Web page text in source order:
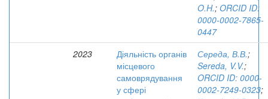
O.H.; ORCID ID:
0000-0002-7865-
0447
2023
Діяльність органів
місцевого
самоврядування
у сфері
Середа, В.В.;
Sereda, V.V.;
ORCID ID: 0000-
0002-7249-0323;